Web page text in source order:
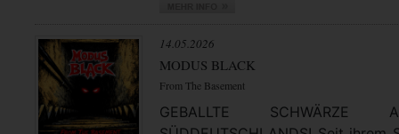
14.05.2026
MODUS BLACK
From The Basement
GEBALLTE